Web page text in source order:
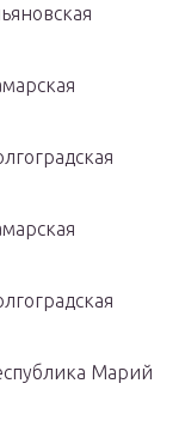
Марий